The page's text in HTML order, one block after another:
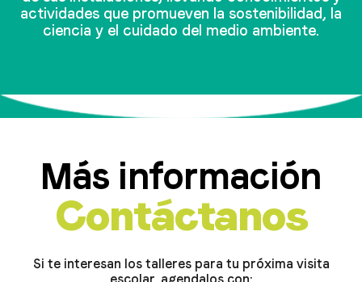
actividades que promueven la sostenibilidad, la
ciencia y el cuidado del medio ambiente.
Más información
Contáctanos
Si te interesan los talleres para tu próxima visita